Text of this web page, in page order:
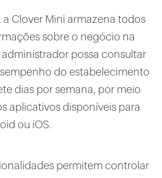
a Clover Mini armazena todos
sobre o negócio na
possa consultar
do estabelecimento
dias por semana, por meio
aplicativos disponíveis para
ou iOS.
permitem controlar